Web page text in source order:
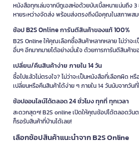
หนังสือทุกเล่มจากบีทูเอสห่อด้วยบับเบิ้ลหนาแน่นถึง
หายระหว่างจัดส่ง พร้อมส่งตรงถึงมือคุณในสภาพส
ช้อป B2S Online การันตีสินค้าของแท้ 100%
B2S Online ให้คุณเลือกซื้อสินค้าหลากหลาย ไม่ว่าจะ
อื่นๆ อีกมากมายได้อย่างมั่นใจ ด้วยการการันตีสินค้า
เปลี่ยน/คืนสินค้าง่าย ภายใน 14 วัน
ซื้อไปแล้วไม่ตรงใจ? ไม่ว่าจะเป็นหนังสือที่เลือกผิด
เปลี่ยนหรือคืนสินค้าได้ง่าย ๆ ภายใน 14 วันนับจากวัน
ช้อปออนไลน์ได้ตลอด 24 ชั่วโมง ทุกที่ ทุกเวลา
สะดวกสุดๆ! B2S online เปิดให้คุณช้อปได้ตลอดวัน
ก็รอรับสินค้าที่บ้านได้เลย!
เลือกช้อปสินค้าแนะนำจาก B2S Online